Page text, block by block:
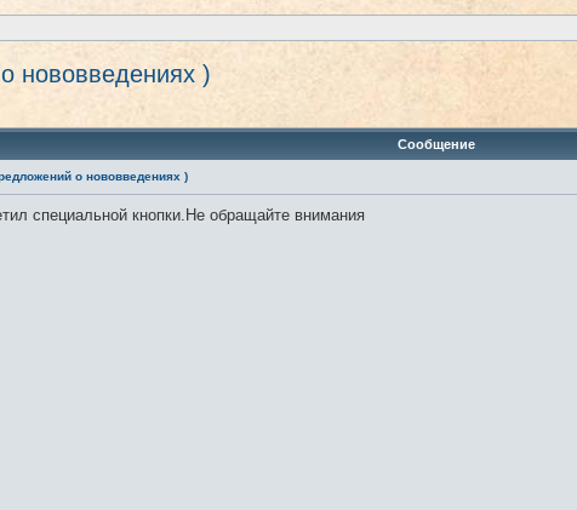
нововведениях )
поиск
Сообщение
о нововведениях )
специальной кнопки.Не обращайте внимания